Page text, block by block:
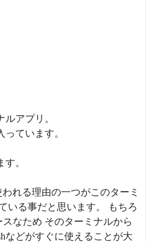
アプリ。
っています。
。
れる理由の一つがこのターミ
いる事だと思います。 もちろ
なため そのターミナルから
などがすぐに使えることが大